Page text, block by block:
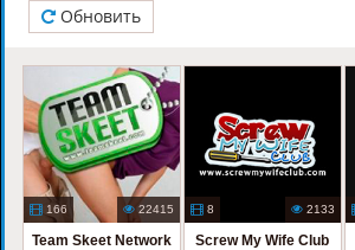
Обновить
166 22415
Team Skeet Network
8 2133
Screw My Wife Club